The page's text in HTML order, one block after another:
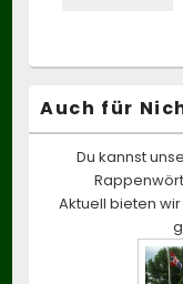
Auch für
Du kannst
Aktuell bieten